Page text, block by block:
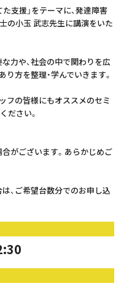
支援」をテーマに、発達障害
の小玉 武志先生に講演をいた
力や、社会の中で関わりを広
方を整理・学んでいきます。
フの皆様にもオススメのセミ
ださい。
がございます。あらかじめご
、ご希望台数分でのお申し込